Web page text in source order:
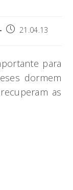
Post21.04.13
para
dormem
as